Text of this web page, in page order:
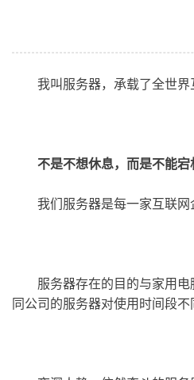
我叫服务器，承载了全世
不是不想休息，而是不能宕
我们服务器是每一家互联
同公司的服务器对使用时间段